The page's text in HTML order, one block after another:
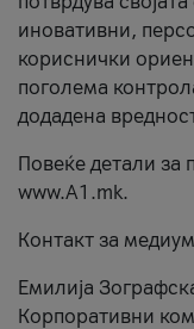
иновативни,
кориснички
поголема
додадена
Повеќе детали за
www.А1.mk.
Контакт за
Емилија
Корпоративни